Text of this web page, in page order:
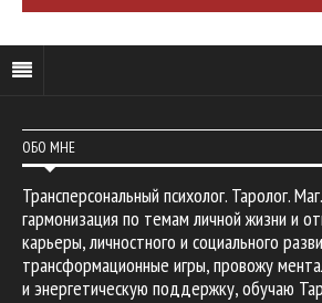
ОБО МНЕ
Трансперсональный психолог. Таролог.
гармонизация по темам личной жизни и
карьеры, личностного и социального
трансформационные игры, провожу
и энергетическую поддержку, обучаю